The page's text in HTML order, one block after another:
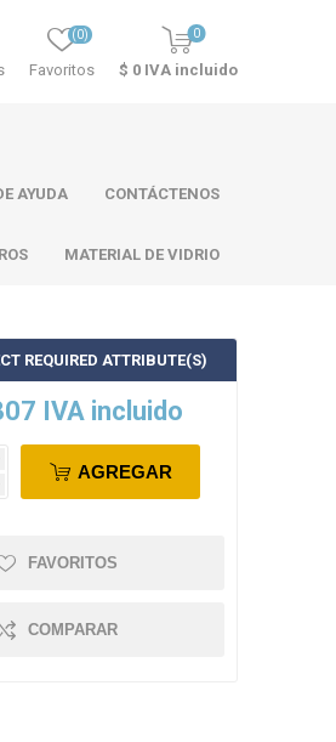
Favoritos
(0) 0
$ 0 IVA incluido
Thermo
Scientific
AYUDA CONTÁCTENOS
MATERIAL DE VIDRIO
REQUIRED ATTRIBUTE(S)
IVA incluido
AGREGAR
FAVORITOS
COMPARAR